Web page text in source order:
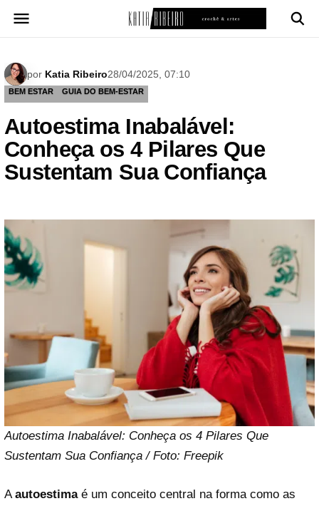
para
por Katia Ribeiro28/04/2025, 07:10
BEM ESTAR GUIA DO BEM-ESTAR
Autoestima Inabalável:
Conheça os 4 Pilares Que
Sustentam Sua Confiança
Autoestima Inabalável: Conheça os 4 Pilares Que
Sustentam Sua Confiança / Foto: Freepik
A autoestima é um conceito central na forma como as